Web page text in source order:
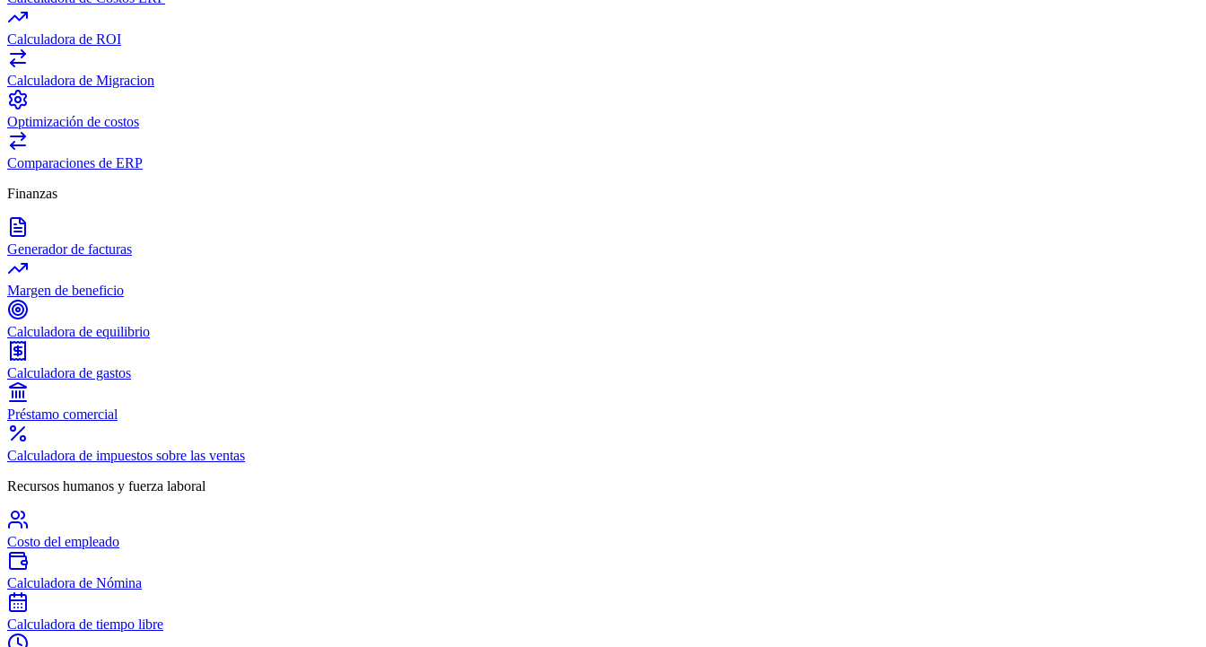
Calculadora de ROI
Calculadora de Migracion
Optimización de costos
Comparaciones de ERP
Finanzas
Generador de facturas
Margen de beneficio
Calculadora de equilibrio
Calculadora de gastos
Préstamo comercial
Calculadora de impuestos sobre las ventas
Recursos humanos y fuerza laboral
Costo del empleado
Calculadora de Nómina
Calculadora de tiempo libre